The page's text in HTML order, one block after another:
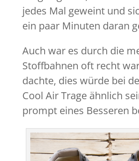
jedes Mal geweint und
ein paar Minuten daran
Auch war es durch die
Stoffbahnen oft recht
dachte, dies würde bei
Cool Air Trage ähnlich
prompt eines Besseren